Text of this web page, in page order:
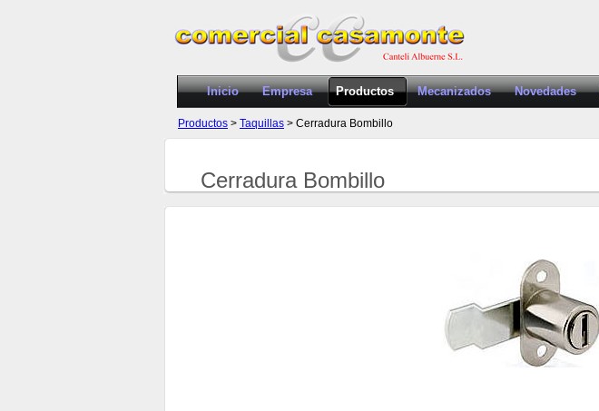
Inicio Empresa Productos Mecanizados Novedades
Productos > Taquillas > Cerradura Bombillo
Cerradura Bombillo